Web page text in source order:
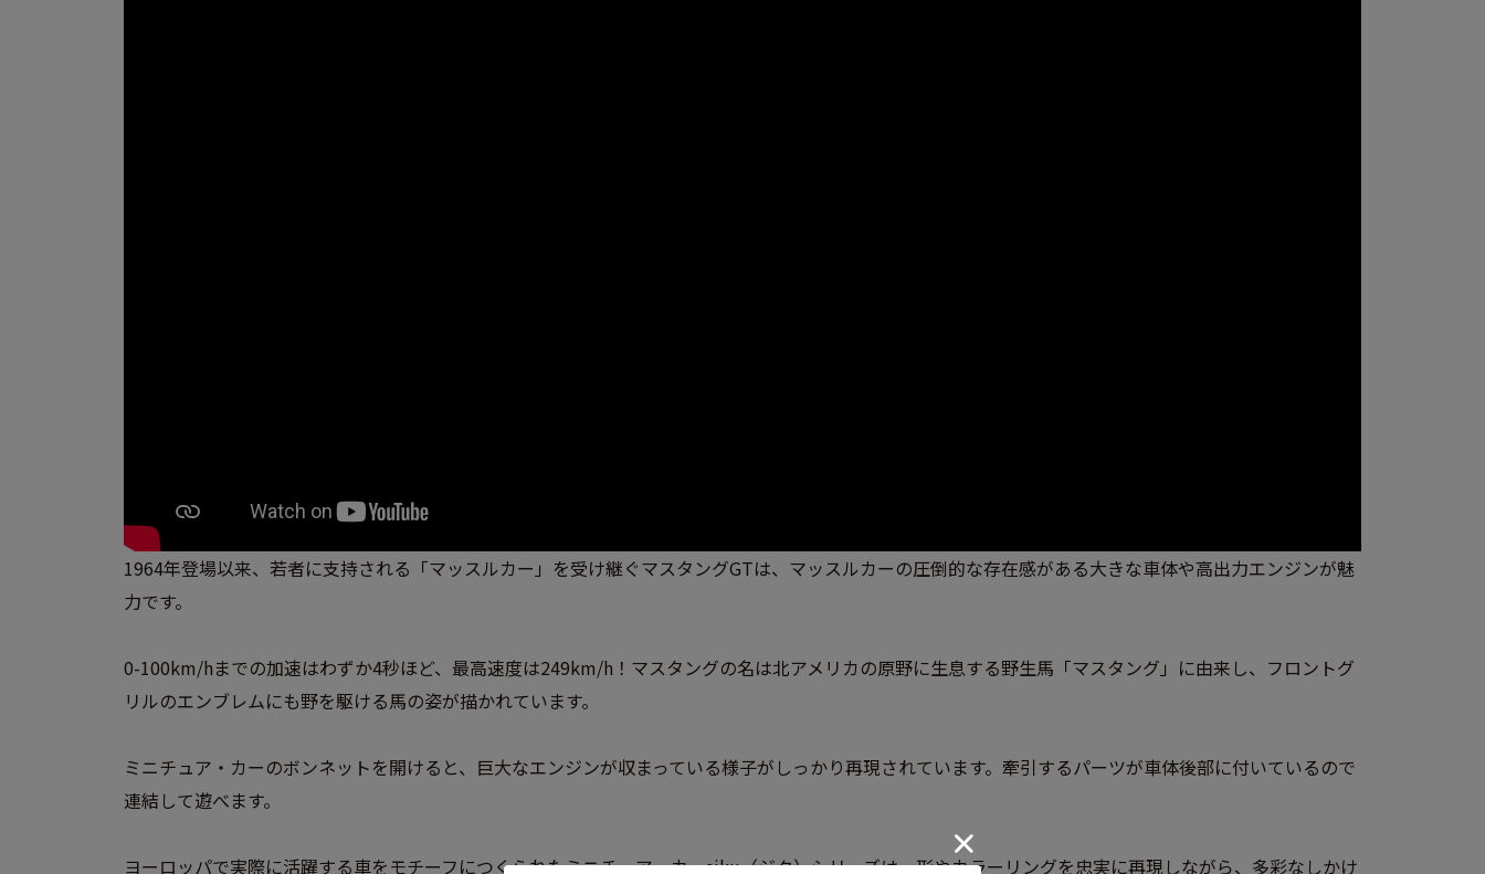
1964年登場以来、若者に支持される「マッスルカー」を受け継ぐマスタングGTは、マッスルカーの圧倒的な存在感がある大きな車体や高出力エンジンが魅
力です。
0-100km/hまでの加速はわずか4秒ほど、最高速度は249km/h！マスタングの名は北アメリカの原野に生息する野生馬「マスタング」に由来し、フロントグ
リルのエンブレムにも野を駆ける馬の姿が描かれています。
ミニチュア・カーのボンネットを開けると、巨大なエンジンが収まっている様子がしっかり再現されています。牽引するパーツが車体後部に付いているので
連結して遊べます。
ヨーロッパで実際に活躍する車をモチーフにつくられたミニチュア・カーsiku（ジク）シリーズは、形やカラーリングを忠実に再現しながら、多彩なしかけ